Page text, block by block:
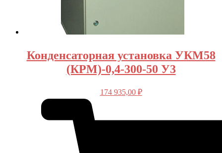
Конденсаторная установка УКМ58
(КРМ)-0,4-300-50 У3
174 935,00 ₽